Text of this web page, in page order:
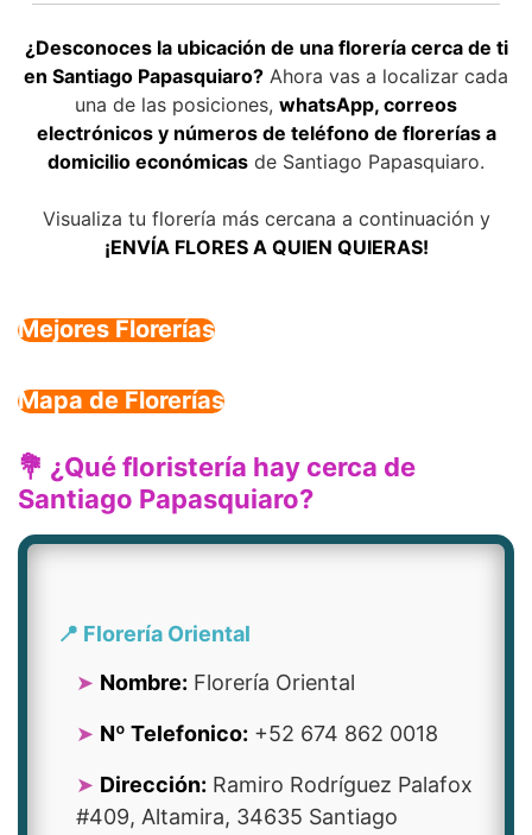
¿Desconoces la ubicación de una florería cerca de ti
en Santiago Papasquiaro? Ahora vas a localizar cada
una de las posiciones, whatsApp, correos
electrónicos y números de teléfono de florerías a
domicilio económicas de Santiago Papasquiaro.
Visualiza tu florería más cercana a continuación y
¡ENVÍA FLORES A QUIEN QUIERAS!
Mejores Florerías
Mapa de Florerías
💐 ¿Qué floristería hay cerca de
Santiago Papasquiaro?
📍 Florería Oriental
Nombre: Florería Oriental
Nº Telefonico: +52 674 862 0018
Dirección: Ramiro Rodríguez Palafox
#409, Altamira, 34635 Santiago